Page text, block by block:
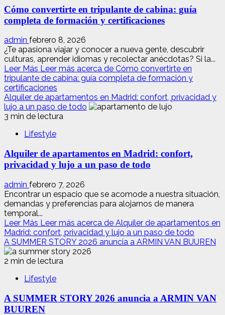
Cómo convertirte en tripulante de cabina: guía
completa de formación y certificaciones
admin febrero 8, 2026
¿Te apasiona viajar y conocer a nueva gente, descubrir
culturas, aprender idiomas y recolectar anécdotas? Si la...
Leer Más Leer más acerca de Cómo convertirte en
tripulante de cabina: guía completa de formación y
certificaciones
Alquiler de apartamentos en Madrid: confort, privacidad y
lujo a un paso de todo
3 min de lectura
Lifestyle
Alquiler de apartamentos en Madrid: confort,
privacidad y lujo a un paso de todo
admin febrero 7, 2026
Encontrar un espacio que se acomode a nuestra situación,
demandas y preferencias para alojarnos de manera
temporal...
Leer Más Leer más acerca de Alquiler de apartamentos en
Madrid: confort, privacidad y lujo a un paso de todo
A SUMMER STORY 2026 anuncia a ARMIN VAN BUUREN
2 min de lectura
Lifestyle
A SUMMER STORY 2026 anuncia a ARMIN VAN
BUUREN